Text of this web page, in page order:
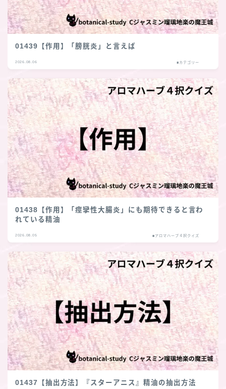
01439【作用】「膀胱炎」と言えば
2026.08.06 ■カテゴリー
01438【作用】「痙攣性大腸炎」にも期待できると言わ
れている精油
2026.08.05 ■アロマハーブ４択クイズ
01437【抽出方法】『スターアニス』精油の抽出方法